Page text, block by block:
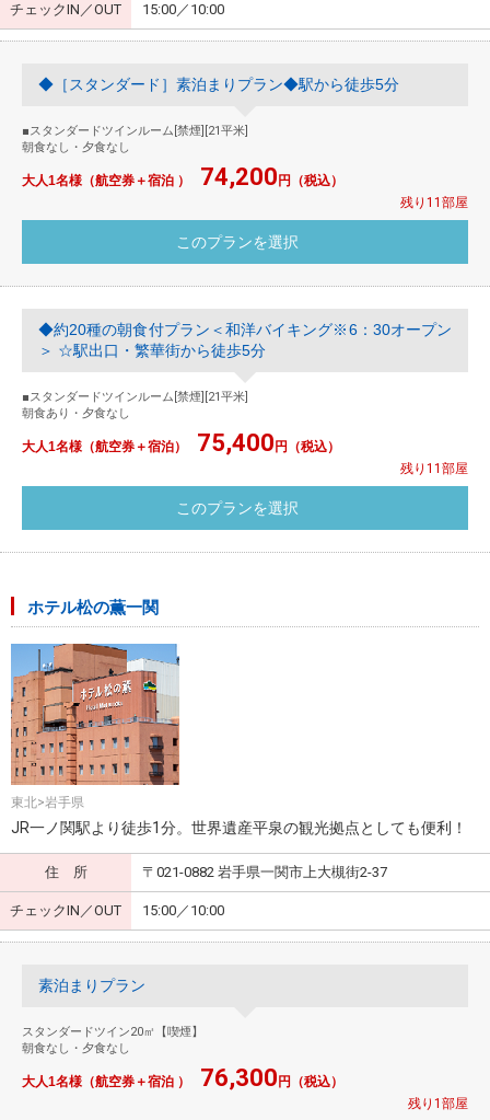
チェックIN／OUT 15:00／10:00
◆［スタンダード］素泊まりプラン◆駅から徒歩5分
■スタンダードツインルーム[禁煙][21平米]
朝食なし・夕食なし
大人1名様（航空券＋宿泊 ） 74,200 円（税込）
残り11部屋
◆約20種の朝食付プラン＜和洋バイキング※6：30オープン
＞ ☆駅出口・繁華街から徒歩5分
■スタンダードツインルーム[禁煙][21平米]
朝食あり・夕食なし
大人1名様（航空券＋宿泊） 75,400 円（税込）
残り11部屋
ホテル松の薫一関
東北>岩手県
JR一ノ関駅より徒歩1分。世界遺産平泉の観光拠点としても便利！
住 所 〒021-0882 岩手県一関市上大槻街2-37
チェックIN／OUT 15:00／10:00
素泊まりプラン
スタンダードツイン20㎡【喫煙】
朝食なし・夕食なし
大人1名様（航空券＋宿泊 ） 76,300 円（税込）
残り1部屋